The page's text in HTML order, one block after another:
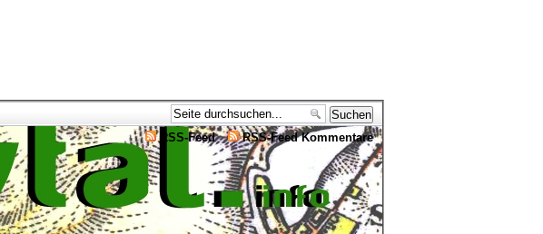
RSS-Feed RSS-Feed Kommentare